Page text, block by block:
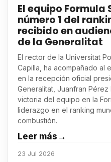
El equipo Formula
número 1 del
recibido en
de la Generalitat
El rector de la Universitat
Capilla, ha acompañado al
en la recepción oficial
Generalitat, Juanfran Pérez
victoria del equipo en la
liderazgo en el ranking
combustión.
Leer más→
23 Jul 2026